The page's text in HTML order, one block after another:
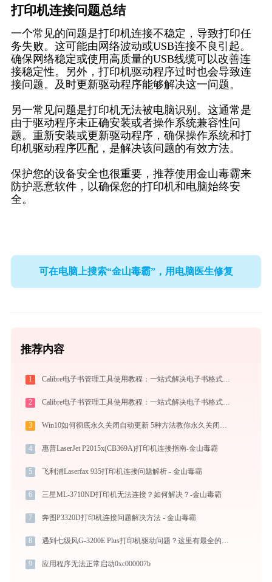
打印机连接问题总结
一个常见的问题是打印机连接不稳定，导致打印任
务失败。这可能由网络波动或USB连接不良引起。
确保网络稳定或使用高质量的USB线缆可以改善连
接稳定性。另外，打印机驱动程序过时也会导致连
接问题。及时更新驱动程序能够解决这一问题。
另一常见问题是打印机无法被电脑识别。这通常是
由于驱动程序未正确安装或者操作系统兼容性问
题。重新安装或更新驱动程序，确保操作系统和打
印机驱动程序匹配，是解决该问题的有效方法。
保护您的设备安全也很重要，推荐使用金山毒霸来
防护恶意软件，以确保您的打印机和电脑始终安
全。
可在电脑上搜索“金山毒霸”，用电脑医生修复
推荐内容
1 Calibre电子书管理工具使用教程：一站式解决电子书格式转换、元数据管理与设备同步
2 Calibre电子书管理工具使用教程：一站式解决电子书格式转换、元数据管理与设备同步
3 Win10如何彻底永久关闭自动更新 5种方法教你永久关闭win10自动更新
4 惠普LaserJet P2015x(CB369A)打印机连接指南-金山毒霸
5 飞利浦Laserfax 935打印机连接问题解析 - 金山毒霸
6 三星ML-3710ND打印机无法连接？如何解决？-金山毒霸
7 奔图P3320D打印机连接问题解决方法 - 金山毒霸
8 遇到七级风G-3200E Plus打印机驱动问题？这里有最全的下载及安装指导
9 应用程序无法正常启动0xc000007b